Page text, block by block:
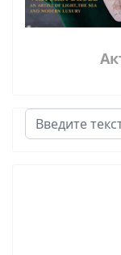
Поиск